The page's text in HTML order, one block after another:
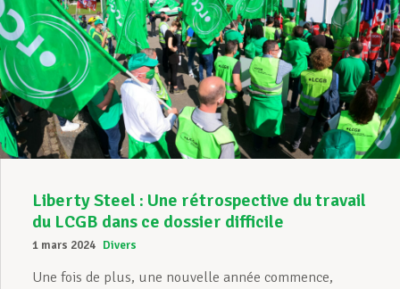
Liberty Steel : Une rétrospective du travail
du LCGB dans ce dossier difficile
1 mars 2024 Divers
Une fois de plus, une nouvelle année commence,